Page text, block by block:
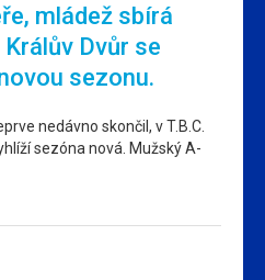
mládež sbírá
Králův Dvůr se
sezonu.
nedávno skončil, v T.B.C.
sezóna nová. Mužský A-